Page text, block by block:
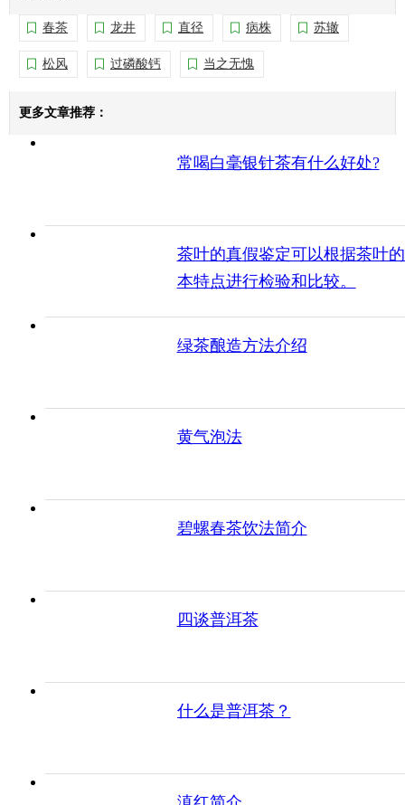
春茶 龙井 直径 病株 苏辙
松风 过磷酸钙 当之无愧
更多文章推荐：
常喝白毫银针茶有什么好处?
茶叶的真假鉴定可以根据茶叶
本特点进行检验和比较。
绿茶酿造方法介绍
黄气泡法
碧螺春茶饮法简介
四谈普洱茶
什么是普洱茶？